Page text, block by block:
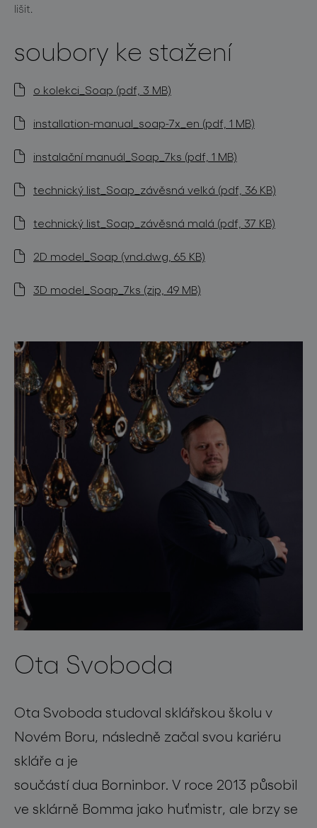
lišit.
soubory ke stažení
o kolekci_Soap (pdf, 3 MB)
installation-manual_soap-7x_en (pdf, 1 MB)
instalační manuál_Soap_7ks (pdf, 1 MB)
technický list_Soap_závěsná velká (pdf, 36 KB)
technický list_Soap_závěsná malá (pdf, 37 KB)
2D model_Soap (vnd.dwg, 65 KB)
3D model_Soap_7ks (zip, 49 MB)
Ota Svoboda
Ota Svoboda studoval sklářskou školu v
Novém Boru, následně začal svou kariéru
skláře a je
součástí dua Borninbor. V roce 2013 působil
ve sklárně Bomma jako huťmistr, ale brzy se